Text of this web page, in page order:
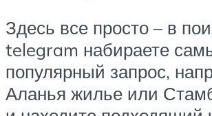
Здесь все просто – в
telegram набираете
популярный запрос,
Аланья жилье или